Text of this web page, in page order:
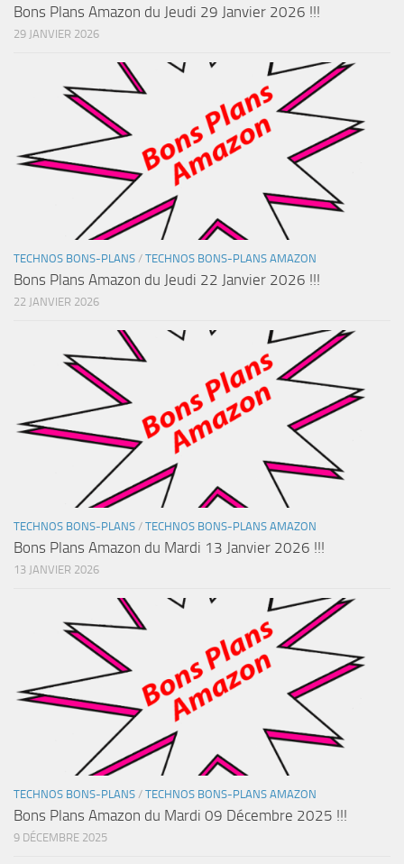
Bons Plans Amazon du Jeudi 29 Janvier 2026 !!!
29 JANVIER 2026
TECHNOS BONS-PLANS / TECHNOS BONS-PLANS AMAZON
Bons Plans Amazon du Jeudi 22 Janvier 2026 !!!
22 JANVIER 2026
TECHNOS BONS-PLANS / TECHNOS BONS-PLANS AMAZON
Bons Plans Amazon du Mardi 13 Janvier 2026 !!!
13 JANVIER 2026
TECHNOS BONS-PLANS / TECHNOS BONS-PLANS AMAZON
Bons Plans Amazon du Mardi 09 Décembre 2025 !!!
9 DÉCEMBRE 2025